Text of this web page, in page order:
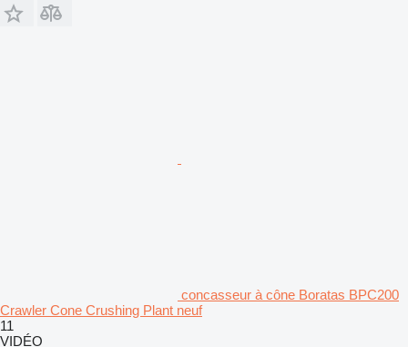
concasseur à cône Boratas BPC200
Crawler Cone Crushing Plant neuf
11
VIDÉO